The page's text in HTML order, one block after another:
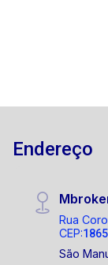
Endereço
Rua
CEP:
São